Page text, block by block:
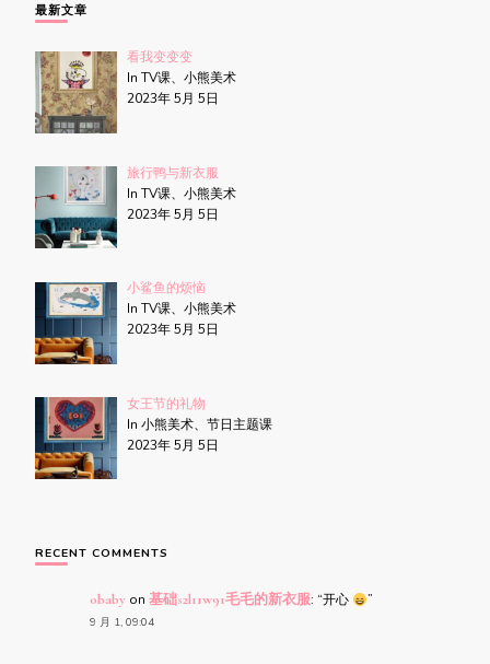
吗?
最新文章
看我变变变
In TV课、小熊美术
2023年 5月 5日
旅行鸭与新衣服
In TV课、小熊美术
2023年 5月 5日
小鲨鱼的烦恼
In TV课、小熊美术
2023年 5月 5日
女王节的礼物
In 小熊美术、节日主题课
2023年 5月 5日
RECENT COMMENTS
obaby on 基础s2l11w91毛毛的新衣服: “开心 ”
9 月 1, 09:04